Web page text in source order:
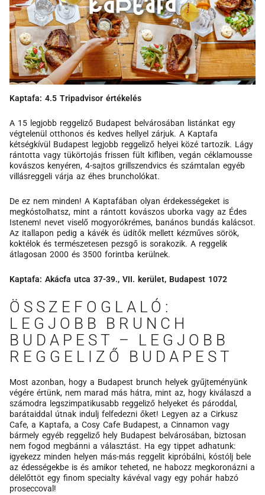
Kaptafa: 4.5 Tripadvisor értékelés
A 15 legjobb reggeliző Budapest belvárosában listánkat egy
végtelenül otthonos és kedves hellyel zárjuk. A Kaptafa
kétségkívül Budapest legjobb reggeliző helyei közé tartozik. Lágy
rántotta vagy tükörtojás frissen fült kifliben, vegán céklamousse
kovászos kenyéren, 4-sajtos grillszendvics és számtalan egyéb
villásreggeli várja az éhes bruncholókat.
De ez nem minden! A Kaptafában olyan érdekességeket is
megkóstolhatsz, mint a rántott kovászos uborka vagy az Édes
Istenem! nevet viselő mogyorókrémes, banános bundás kalácsot.
Az itallapon pedig a kávék és üdítők mellett kézműves sörök,
koktélok és természetesen pezsgő is sorakozik. A reggelik
átlagosan 2000 és 3500 forintba kerülnek.
Kaptafa: Akácfa utca 37-39., VII. kerület, Budapest 1072
ÖSSZEFOGLALÓ:
LEGJOBB BRUNCH
BUDAPEST – LEGJOBB
REGGELIZŐ BUDAPEST
Most azonban, hogy a Budapest brunch helyek gyűjteményünk
végére értünk, nem marad más hátra, mint az, hogy kiválaszd a
számodra legszimpatikusabb reggeliző helyeket és pároddal,
barátaiddal útnak indulj felfedezni őket! Legyen az a Cirkusz
Cafe, a Kaptafa, a Cosy Cafe Budapest, a Cinnamon vagy
bármely egyéb reggeliző hely Budapest belvárosában, biztosan
nem fogod megbánni a választást. Ha egy tippet adhatunk:
igyekezz minden helyen más-más reggelit kipróbálni, kóstólj bele
az édességekbe is és amikor teheted, ne habozz megkoronázni a
délelőttöt egy finom specialty kávéval vagy egy pohár habzó
proseccoval!